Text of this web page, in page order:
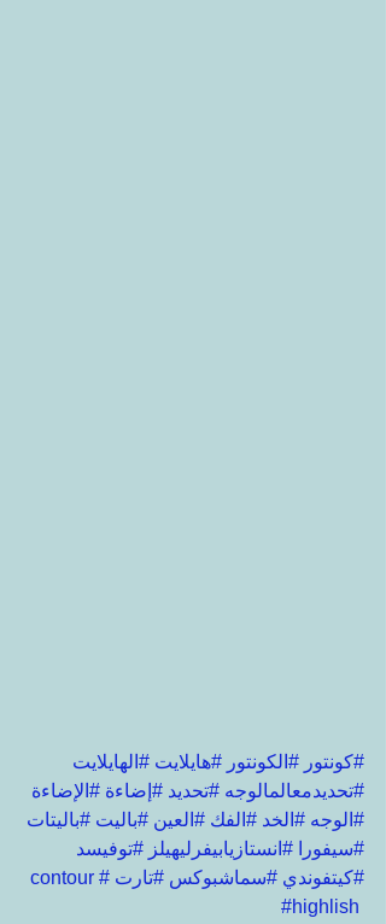
#كونتور #الكونتور #هايلايت #الهايلايت
#تحديدمعالمالوجه #تحديد #إضاءة #الإضاءة
#الوجه #الخد #الفك #العين #باليت #باليتات
#سيفورا
#انستازيابيفرليهيلز #توفيسد
#كيتفوندي #سماشبوكس #تارت #contour
#highlish